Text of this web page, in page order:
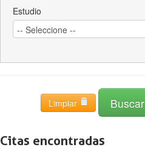
Estudio
Limpiar Buscar
Citas encontradas